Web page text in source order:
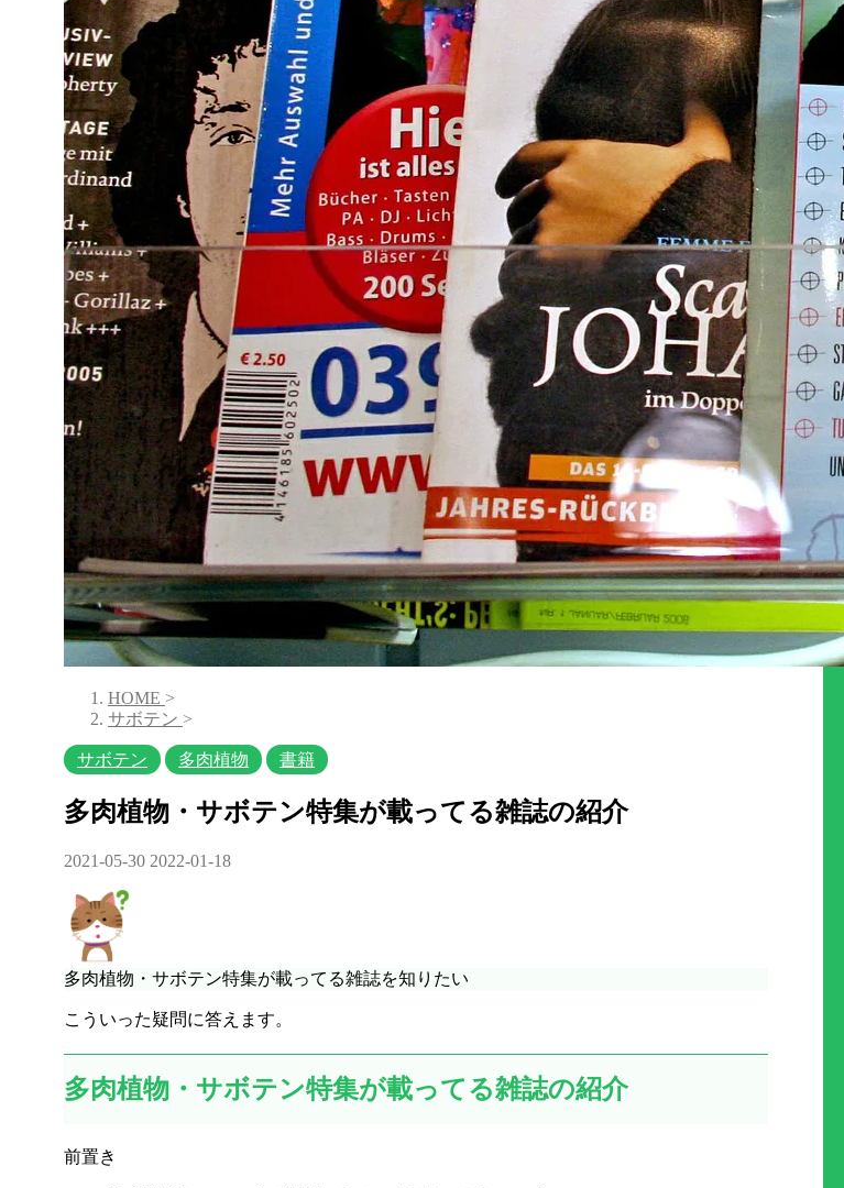
HOME >
サボテン >
サボテン 多肉植物 書籍
多肉植物・サボテン特集が載ってる雑誌の紹介
2021-05-30 2022-01-18
多肉植物・サボテン特集が載ってる雑誌を知りたい
こういった疑問に答えます。
多肉植物・サボテン特集が載ってる雑誌の紹介
前置き